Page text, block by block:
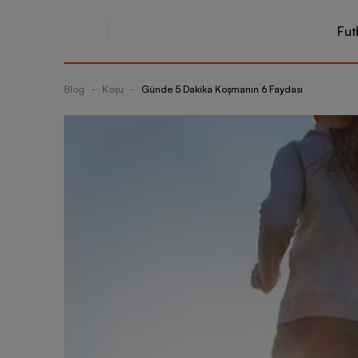
Blog - Koşu - Günde 5 Dakika Koşmanın 6 Faydası